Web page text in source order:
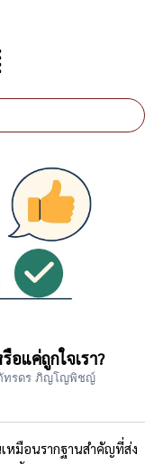
อแค่ถูกใจเรา?
ทรดร ภิญโญพิชญ์
หมือนรากฐานสำคัญที่ส่ง